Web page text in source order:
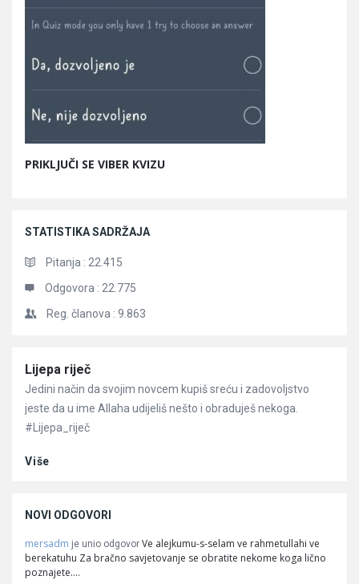
PRIKLJUČI SE VIBER KVIZU
STATISTIKA SADRŽAJA
Pitanja : 22.415
Odgovora : 22.775
Reg. članova : 9.863
Članci
Lijepa riječ
Jedini način da svojim novcem kupiš sreću i zadovoljstvo
jeste da u ime Allaha udijeliš nešto i obraduješ nekoga.
#Lijepa_riječ
Više
NOVI ODGOVORI
mersadm je unio odgovor Ve alejkumu-s-selam ve rahmetullahi ve
berekatuhu Za bračno savjetovanje se obratite nekome koga lično
poznajete.…